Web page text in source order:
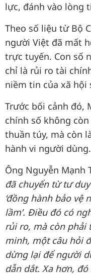
lực, đánh vào lòng
Theo số liệu từ Bộ
người Việt đã mất
trực tuyến. Con số
chỉ là rủi ro tài
niềm tin của xã hội
Trước bối cảnh đó,
chính số không
thuần túy, mà còn
hành vi người dùng.
Ông Nguyễn Mạnh
đã chuyển từ tư duy
‘đồng hành bảo vệ
lầm’. Điều đó có
rủi ro, mà còn phải
minh, một câu hỏi
dừng lại để người
dẫn dắt. Xa hơn,